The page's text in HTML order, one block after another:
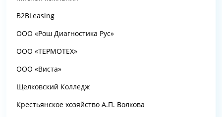
B2BLeasing
ООО «Рош Диагностика Рус»
ООО «ТЕРМОТЕХ»
ООО «Виста»
Щелковский Колледж
Крестьянское хозяйство А.П. Волкова